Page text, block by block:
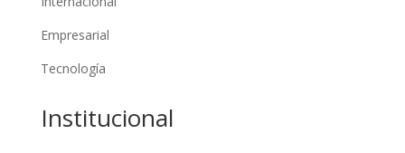
Empresarial
Tecnología
Institucional